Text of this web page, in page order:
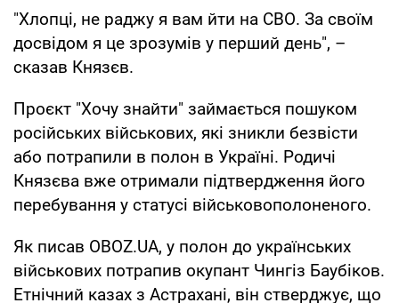
"Хлопці, не раджу я вам йти на СВО. За своїм
досвідом я це зрозумів у перший день", –
сказав Князєв.
Проєкт "Хочу знайти" займається пошуком
російських військових, які зникли безвісти
або потрапили в полон в Україні. Родичі
Князєва вже отримали підтвердження його
перебування у статусі військовополоненого.
Як писав OBOZ.UA, у полон до українських
військових потрапив окупант Чингіз Баубіков.
Етнічний казах з Астрахані, він стверджує, що